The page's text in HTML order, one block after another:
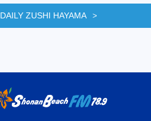
DAILY ZUSHI HAYAMA